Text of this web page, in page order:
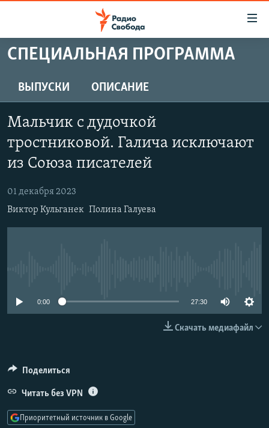
упрощенного
Вернуться
к
основному
Вернутся
навигации
Вернутся
ПРОГРАММЫ
ПОДКАСТЫ
ЦИТАТЫ СВОБОДЫ
МНЕНИЯ
IDEL.РЕАЛИИ
КАВКАЗ.РЕАЛИИ
ПОДПИШИТЕСЬ НА РАССЫЛКУ
Все сайты РСЕ/РС
СПЕЦИАЛЬНАЯ ПРОГРАММА
ВЫПУСКИ ОПИСАНИЕ
Мальчик с дудочкой
тростниковой. Галича исключают
из Союза писателей
01 декабря 2023
Виктор Кульганек Полина Галуева
0:00 27:30
Скачать медиафайл
Поделиться
Читать без VPN
Приоритетный источник в Google